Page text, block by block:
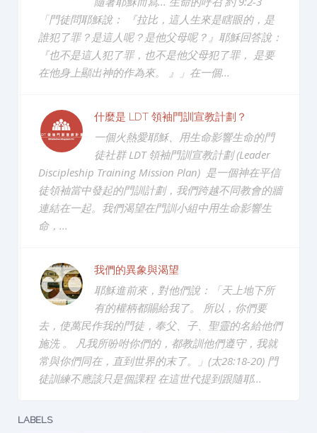
「門徒問耶穌說： 『拉比，這人生來是瞎眼的，是
誰犯了罪？是這人呢？是他父母呢？』耶穌回答說：
『也不是這人犯了罪，也不是他父母犯了罪， 是要
在他身上顯出神的作為來。 』」在一個...
什麼是 LDT 領袖門訓宣教計劃？
一個火熱愛耶穌、用生命影響生命的門
徒社群 LDT 領袖門訓宣教計劃 (Leader
Discipleship Training Mission Plan) 是一個神在平信
徒領袖當中發起的門訓計劃，我們跨越不同教會的牆
連結在一起。我們渴望在門訓小組中用生命影響生
命，...
我們的異象與渴望
耶穌進前來，對他們說：「天上地下所
有的權柄都賜給我了。 所以，你們要
去，使萬民作我的門徒，奉父、子、聖靈的名給他們
施洗 。 凡我所吩咐你們的，都教訓他們遵守，我就
常與你們同在，直到世界的末了。」(太28:18-20) 門
徒訓練不應該只是個課程 在這世代提到跟隨耶...
LABELS